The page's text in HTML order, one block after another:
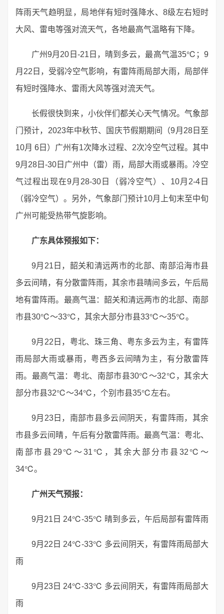
阵雨天气趋明显，局地伴有短时强降水、8级左右短时
大风、雷电等强对流天气，各地最高气温略有下降。
广州9月20日-21日，晴到多云，最高气温35℃；9
月22日，受弱冷空气影响，有雷阵雨局部大雨，局部伴
有短时强降水、雷雨大风等强对流天气。
长假很快到来，小伙伴们都关心天气情况。气象部
门预计，2023年中秋节、国庆节假期期间（9月28日至
10月 6日）广州有1次降水过程、2次冷空气过程。其中
9月28日-30日广州中（雷）雨，局部大雨或暴雨。冷空
气过程出现在9月28-30日（弱冷空气）、10月2-4日
（弱冷空气）。另外，气象部门预计10月上旬末至中旬
广州可能受热带气旋影响。
广东具体预报如下：
9月21日，韶关和清远两市的北部、南部沿海市县
多云间晴，有分散雷阵雨，其余市县晴间多云，午后局
地有雷阵雨。最高气温：韶关和清远两市的北部、南部
市县30℃～33℃，其余大部分市县33℃～35℃。
9月22日，粤北、珠三角、粤东多云为主，有雷阵
雨局部大雨或暴雨，粤西多云间晴为主，有分散雷阵
雨。最高气温：粤北、南部市县30℃～32℃，其余大
部分市县32℃～34℃，个别市县35℃左右。
9月23日，南部市县多云间阴天，有雷阵雨，其余
市县多云间晴，午后有分散雷阵雨。最高气温：粤北、
南部市县29℃～31℃，其余大部分市县32℃～
34℃。
广州天气预报：
9月21日 24℃-35℃ 晴到多云，午后局部有雷阵雨
9月22日 24℃-33℃ 多云间阴天，有雷阵雨局部大
雨
9月23日 24℃-33℃ 多云间阴天，有雷阵雨局部大
雨